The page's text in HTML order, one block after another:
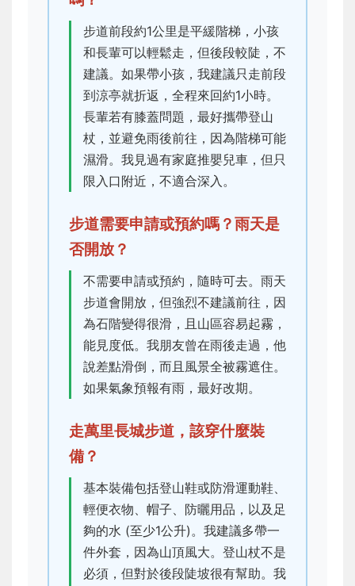
步道前段約1公里是平緩階梯，小孩
和長輩可以輕鬆走，但後段較陡，不
建議。如果帶小孩，我建議只走前段
到涼亭就折返，全程來回約1小時。
長輩若有膝蓋問題，最好攜帶登山
杖，並避免雨後前往，因為階梯可能
濕滑。我見過有家庭推嬰兒車，但只
限入口附近，不適合深入。
步道需要申請或預約嗎？雨天是
否開放？
不需要申請或預約，隨時可去。雨天
步道會開放，但強烈不建議前往，因
為石階變得很滑，且山區容易起霧，
能見度低。我朋友曾在雨後走過，他
說差點滑倒，而且風景全被霧遮住。
如果氣象預報有雨，最好改期。
走萬里長城步道，該穿什麼裝
備？
基本裝備包括登山鞋或防滑運動鞋、
輕便衣物、帽子、防曬用品，以及足
夠的水 (至少1公升)。我建議多帶一
件外套，因為山頂風大。登山杖不是
必須，但對於後段陡坡很有幫助。我